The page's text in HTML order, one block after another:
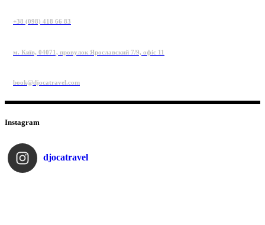
+38 (098) 418 66 83
м. Київ, 04071, провулок Ярославский 7/9, офіс 11
book@djocatravel.com
Instagram
djocatravel